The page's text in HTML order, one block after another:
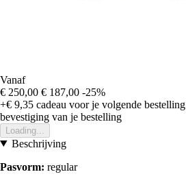
Vanaf
€ 250,00 € 187,00 -25%
+€ 9,35 cadeau voor je volgende bestelling
bevestiging van je bestelling
Loading...
Beschrijving
Pasvorm: regular